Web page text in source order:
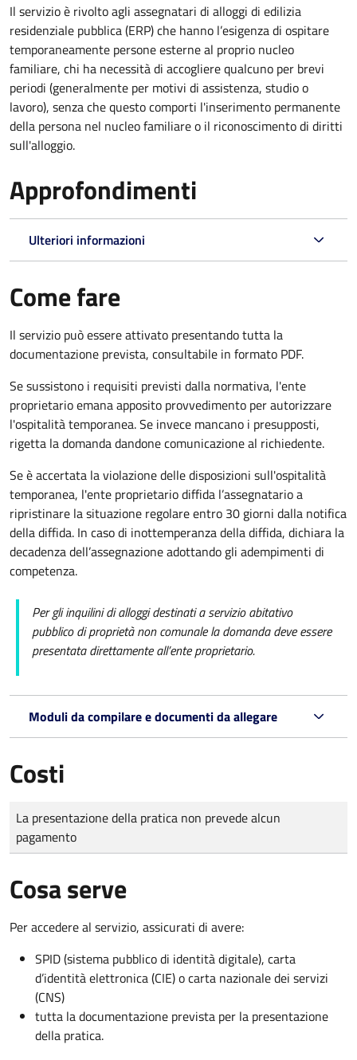
Il servizio è rivolto agli assegnatari di alloggi di edilizia
residenziale pubblica (ERP) che hanno l’esigenza di ospitare
temporaneamente persone esterne al proprio nucleo
familiare, chi ha necessità di accogliere qualcuno per brevi
periodi (generalmente per motivi di assistenza, studio o
lavoro), senza che questo comporti l'inserimento permanente
della persona nel nucleo familiare o il riconoscimento di diritti
sull'alloggio.
Approfondimenti
Ulteriori informazioni
Come fare
Il servizio può essere attivato presentando tutta la
documentazione prevista, consultabile in formato PDF.
Se sussistono i requisiti previsti dalla normativa, l'ente
proprietario emana apposito provvedimento per autorizzare
l'ospitalità temporanea. Se invece mancano i presupposti,
rigetta la domanda dandone comunicazione al richiedente.
Se è accertata la violazione delle disposizioni sull'ospitalità
temporanea, l'ente proprietario diffida l’assegnatario a
ripristinare la situazione regolare entro 30 giorni dalla notifica
della diffida. In caso di inottemperanza della diffida, dichiara la
decadenza dell’assegnazione adottando gli adempimenti di
competenza.
Per gli inquilini di alloggi destinati a servizio abitativo
pubblico di proprietà non comunale la domanda deve essere
presentata direttamente all’ente proprietario.
Moduli da compilare e documenti da allegare
Costi
Tipo di pagamento
Importo
La presentazione della pratica non prevede alcun
pagamento
Cosa serve
Per accedere al servizio, assicurati di avere:
SPID (sistema pubblico di identità digitale), carta
d’identità elettronica (CIE) o carta nazionale dei servizi
(CNS)
tutta la documentazione prevista per la presentazione
della pratica.